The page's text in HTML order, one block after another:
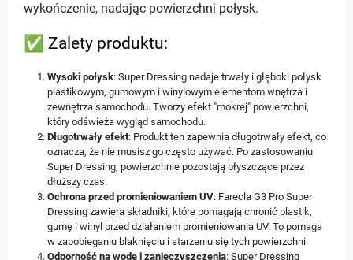
wykończenie, nadając powierzchni połysk.
✅ Zalety produktu:
Wysoki połysk: Super Dressing nadaje trwały i głęboki połysk
plastikowym, gumowym i winylowym elementom wnętrza i
zewnętrza samochodu. Tworzy efekt "mokrej" powierzchni,
który odświeża wygląd samochodu.
Długotrwały efekt: Produkt ten zapewnia długotrwały efekt, co
oznacza, że nie musisz go często używać. Po zastosowaniu
Super Dressing, powierzchnie pozostają błyszczące przez
dłuższy czas.
Ochrona przed promieniowaniem UV: Farecla G3 Pro Super
Dressing zawiera składniki, które pomagają chronić plastik,
gumę i winyl przed działaniem promieniowania UV. To pomaga
w zapobieganiu blaknięciu i starzeniu się tych powierzchni.
Odporność na wodę i zanieczyszczenia: Super Dressing